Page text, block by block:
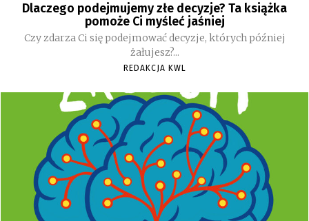
Dlaczego podejmujemy złe decyzje? Ta książka
pomoże Ci myśleć jaśniej
Czy zdarza Ci się podejmować decyzje, których później
żałujesz?...
REDAKCJA KWL